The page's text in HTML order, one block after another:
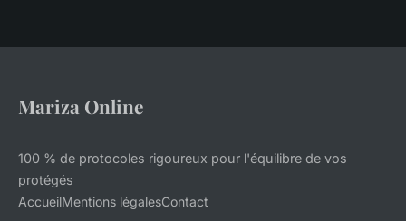
Mariza Online
100 % de protocoles rigoureux pour l'équilibre de vos
protégés
AccueilMentions légalesContact